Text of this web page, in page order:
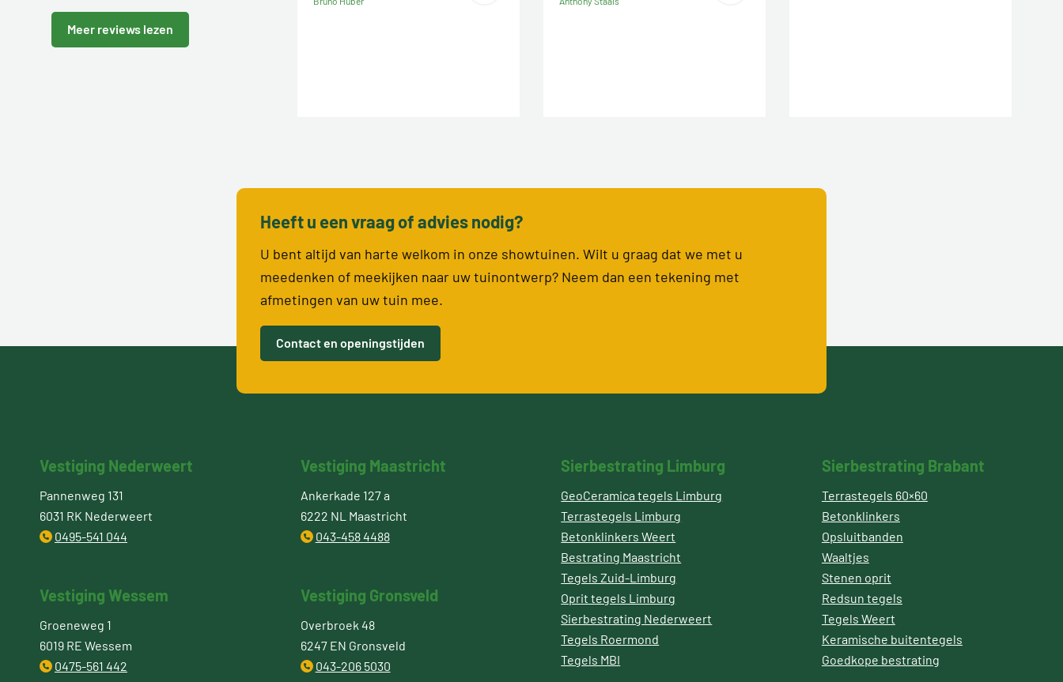
Meer reviews lezen
Heeft u een vraag of advies nodig?
U bent altijd van harte welkom in onze showtuinen. Wilt u graag dat we met u
meedenken of meekijken naar uw tuinontwerp? Neem dan een tekening met
afmetingen van uw tuin mee.
Contact en openingstijden
Vestiging Nederweert
Pannenweg 131
6031 RK Nederweert
0495-541 044
Vestiging Wessem
Groeneweg 1
6019 RE Wessem
0475-561 442
Vestiging Maastricht
Ankerkade 127 a
6222 NL Maastricht
043-458 4488
Vestiging Gronsveld
Overbroek 48
6247 EN Gronsveld
043-206 5030
Sierbestrating Limburg
GeoCeramica tegels Limburg
Terrastegels Limburg
Betonklinkers Weert
Bestrating Maastricht
Tegels Zuid-Limburg
Oprit tegels Limburg
Sierbestrating Nederweert
Tegels Roermond
Tegels MBI
Sierbestrating Brabant
Terrastegels 60×60
Betonklinkers
Opsluitbanden
Waaltjes
Stenen oprit
Redsun tegels
Tegels Weert
Keramische buitentegels
Goedkope bestrating